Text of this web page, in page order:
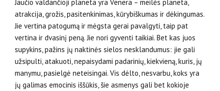
Jaučio valdančioji planeta yra Venera – meilės planeta,
atrakcija, grožis, pasitenkinimas, kūrybiškumas ir dėkingumas.
Jie vertina patogumą ir mėgsta gerai pavalgyti, taip pat
vertina ir dvasinį peną. Jie nori gyventi taikiai. Bet kas juos
supykins, pažins jų naktinės sielos nesklandumus: jie gali
užsipulti, atakuoti, nepaisy­dami padarinių, kiekvieną, kuris, jų
manymu, pasielgė neteisingai. Vis dėlto, nesvarbu, koks yra
jų galimas emocinis iššūkis, šie asmenys gali bet kokioje